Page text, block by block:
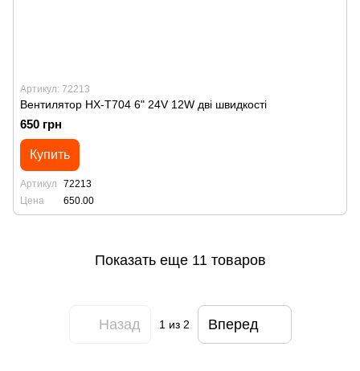
Артикул: 72213
Вентилятор HX-T704 6" 24V 12W дві швидкості
650 грн
Купить
Артикул
72213
Цена
650.00
Показать еще 11 товаров
Назад 1 из 2 Вперед